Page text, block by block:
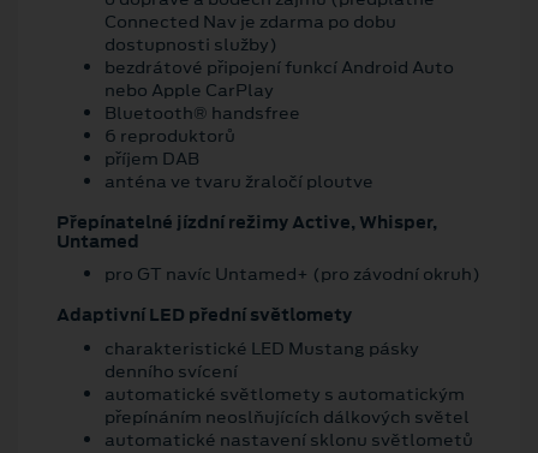
Connected Nav je zdarma po dobu
dostupnosti služby)
bezdrátové připojení funkcí Android Auto
nebo Apple CarPlay
Bluetooth® handsfree
6 reproduktorů
příjem DAB
anténa ve tvaru žraločí ploutve
Přepínatelné jízdní režimy Active, Whisper,
Untamed
pro GT navíc Untamed+ (pro závodní okruh)
Adaptivní LED přední světlomety
charakteristické LED Mustang pásky
denního svícení
automatické světlomety s automatickým
přepínáním neoslňujících dálkových světel
automatické nastavení sklonu světlometů